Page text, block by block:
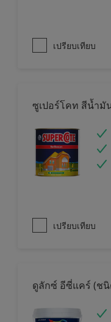
เปรียบเทียบ
ซูเปอร์โคท สีน้ำมั
เปรียบเทียบ
ดูลักซ์ อีซี่แคร์ (ชนิ